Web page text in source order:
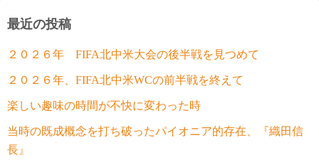
最近の投稿
２０２６年 FIFA北中米大会の後半戦を見つめて
２０２６年、FIFA北中米WCの前半戦を終えて
楽しい趣味の時間が不快に変わった時
当時の既成概念を打ち破ったパイオニア的存在、『織田信
長』